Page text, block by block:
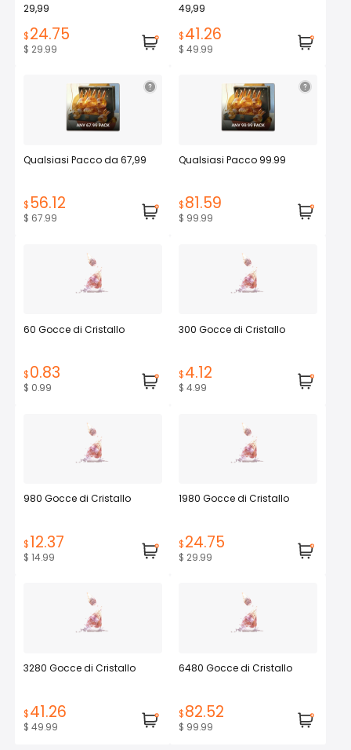
29,99
$24.75
$ 29.99
49,99
$41.26
$ 49.99
Qualsiasi Pacco da 67,99
$56.12
$ 67.99
Qualsiasi Pacco 99.99
$81.59
$ 99.99
60 Gocce di Cristallo
$0.83
$ 0.99
300 Gocce di Cristallo
$4.12
$ 4.99
980 Gocce di Cristallo
$12.37
$ 14.99
1980 Gocce di Cristallo
$24.75
$ 29.99
3280 Gocce di Cristallo
$41.26
$ 49.99
6480 Gocce di Cristallo
$82.52
$ 99.99